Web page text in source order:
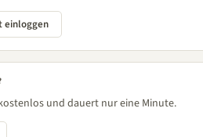
einloggen
und dauert nur eine Minute.